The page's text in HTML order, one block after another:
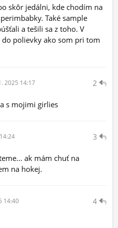
skôr jedálni, kde chodím na
Také sample
a tešili sa z toho. V
polievky ako som pri tom
2
2025 14:17
s mojimi girlies
3
ak mám chuť na
na hokej.
4
14:40